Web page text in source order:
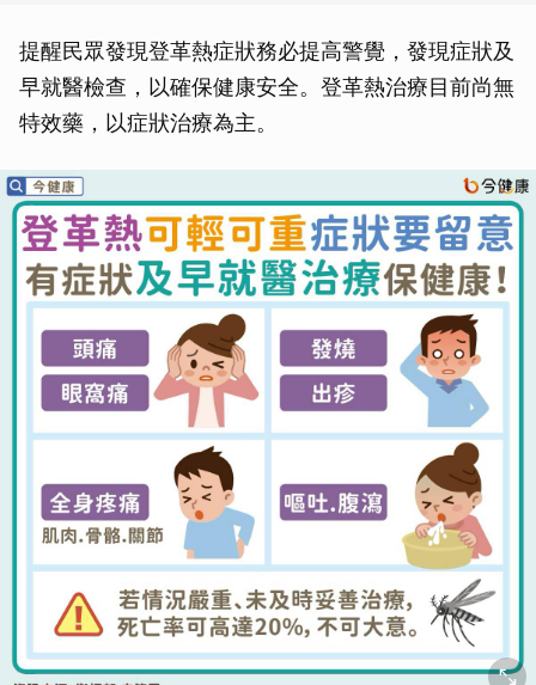
提醒民眾發現登革熱症狀務必提高警覺，發現症狀及
早就醫檢查，以確保健康安全。登革熱治療目前尚無
特效藥，以症狀治療為主。